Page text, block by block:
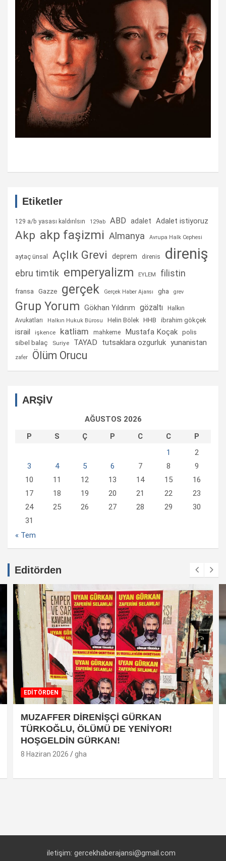
Etiketler
129 a/b yasası kaldırılsın 129ab ABD adalet Adalet istiyoruz
Akp akp faşizmi Almanya Avrupa Halk Cephesi
aytaç ünsal Açlık Grevi deprem direnis direniş
ebru timtik emperyalizm EYLEM filistin
fransa Gazze gerçek Gerçek Haber Ajansı gha grev
Grup Yorum Gökhan Yıldırım gözaltı
Halkın
Avukatları
Halkın Hukuk Bürosu Helin Bölek HHB ibrahim gökçek
israil işkence katliam mahkeme Mustafa Koçak polis
sibel balaç Suriye TAYAD tutsaklara ozgurluk yunanistan
zafer Ölüm Orucu
ARŞİV
AĞUSTOS 2026
P
S Ç P C C
P
1
2
3
4 5 6 7 8
9
10
11 12 13 14 15
16
17
18 19 20 21 22
23
24
25 26 27 28 29
30
31
« Tem
Editörden
EDİTÖRDEN
MUZAFFER DİRENİŞÇİ GÜRKAN
TÜRKOĞLU, ÖLÜMÜ DE YENİYOR!
HOŞGELDİN GÜRKAN!
8 Haziran 2026 gha
iletişim: gercekhaberajansi@gmail.com